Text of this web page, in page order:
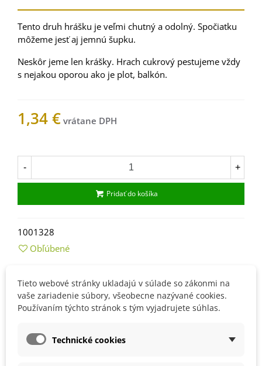
Tento druh hrášku je veľmi chutný a odolný. Spočiatku
môžeme jesť aj jemnú šupku.
Neskôr jeme len krášky. Hrach cukrový pestujeme vždy
s nejakou oporou ako je plot, balkón.
1,34 €
- +
Pridať do košíka
1001328
Obľúbené
Popis
Návod na pestovanie
Výsev robíme od začiatku apríla.
Môžeme ho opakovať každých 10 dní, aby sme si zaistili
Tieto webové stránky ukladajú v súlade so zákonmi na
vaše zariadenie súbory, všeobecne nazývané cookies.
Používaním týchto stránok s tým vyjadrujete súhlas.
Technické cookies